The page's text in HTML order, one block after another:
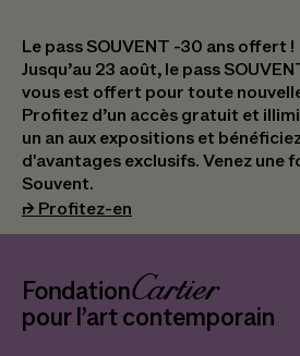
Le pass SOUVENT -30 ans offert !
Jusqu’au 23 août, le pass
vous est offert pour toute
Profitez d’un accès gratuit et
un an aux expositions et
d'avantages exclusifs.​ Venez une
Souvent.
⮣ Profitez-en
Navigation en-tête
_logo
pour l’art contemporain